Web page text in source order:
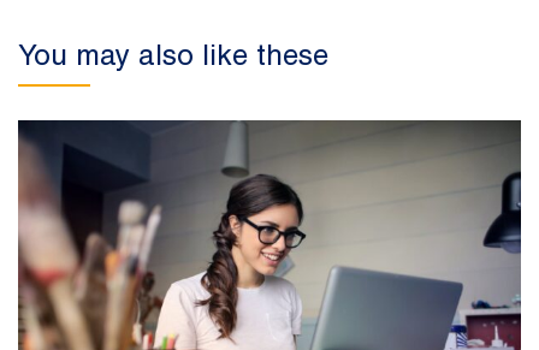
You may also like these